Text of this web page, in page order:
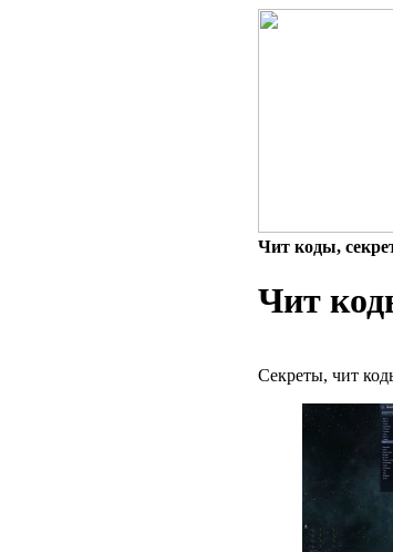
Чит коды,
Чит
Секреты, чит